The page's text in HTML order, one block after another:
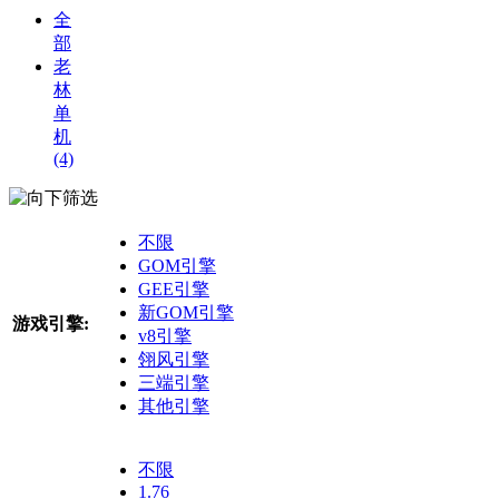
全
部
老
林
单
机
(4)
筛选
游戏引擎:
不限
GOM引擎
GEE引擎
新GOM引擎
v8引擎
翎风引擎
三端引擎
其他引擎
不限
1.76